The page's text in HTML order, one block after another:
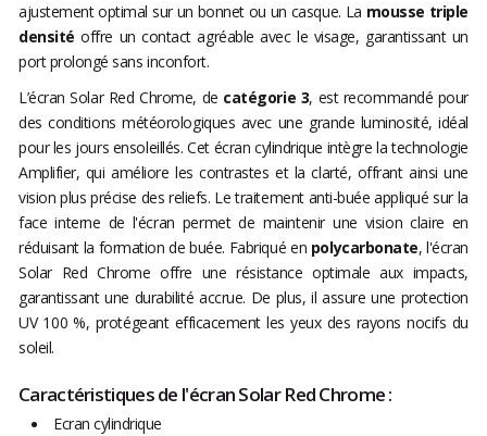
ajustement optimal sur un bonnet ou un casque. La mousse triple
densité offre un contact agréable avec le visage, garantissant un
port prolongé sans inconfort.
L’écran Solar Red Chrome, de catégorie 3, est recommandé pour
des conditions météorologiques avec une grande luminosité, idéal
pour les jours ensoleillés. Cet écran cylindrique intègre la technologie
Amplifier, qui améliore les contrastes et la clarté, offrant ainsi une
vision plus précise des reliefs. Le traitement anti-buée appliqué sur la
face interne de l'écran permet de maintenir une vision claire en
réduisant la formation de buée. Fabriqué en polycarbonate, l'écran
Solar Red Chrome offre une résistance optimale aux impacts,
garantissant une durabilité accrue. De plus, il assure une protection
UV 100 %, protégeant efficacement les yeux des rayons nocifs du
soleil.
Caractéristiques de l'écran Solar Red Chrome :
Ecran cylindrique